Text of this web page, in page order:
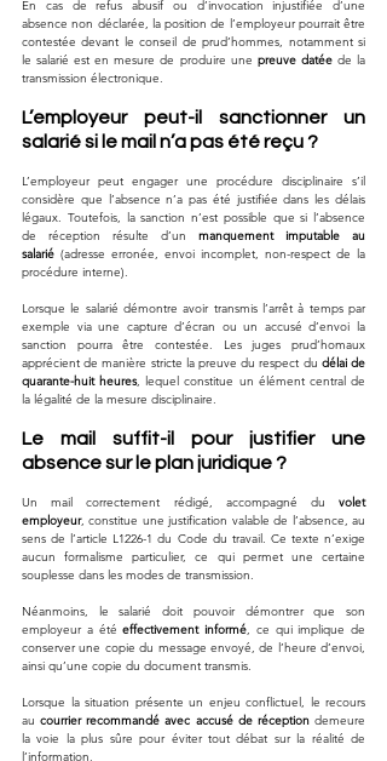
En cas de refus abusif ou d’invocation injustifiée d’une
absence non déclarée, la position de l’employeur pourrait être
contestée devant le conseil de prud’hommes, notamment si
le salarié est en mesure de produire une preuve datée de la
transmission électronique.
L’employeur peut-il sanctionner un
salarié si le mail n’a pas été reçu ?
L’employeur peut engager une procédure disciplinaire s’il
considère que l’absence n’a pas été justifiée dans les délais
légaux. Toutefois, la sanction n’est possible que si l’absence
de réception résulte d’un manquement imputable au
salarié (adresse erronée, envoi incomplet, non-respect de la
procédure interne).
Lorsque le salarié démontre avoir transmis l’arrêt à temps par
exemple via une capture d’écran ou un accusé d’envoi la
sanction pourra être contestée. Les juges prud’homaux
apprécient de manière stricte la preuve du respect du délai de
quarante-huit heures, lequel constitue un élément central de
la légalité de la mesure disciplinaire.
Le mail suffit-il pour justifier une
absence sur le plan juridique ?
Un mail correctement rédigé, accompagné du volet
employeur, constitue une justification valable de l’absence, au
sens de l’article L1226-1 du Code du travail. Ce texte n’exige
aucun formalisme particulier, ce qui permet une certaine
souplesse dans les modes de transmission.
Néanmoins, le salarié doit pouvoir démontrer que son
employeur a été effectivement informé, ce qui implique de
conserver une copie du message envoyé, de l’heure d’envoi,
ainsi qu’une copie du document transmis.
Lorsque la situation présente un enjeu conflictuel, le recours
au courrier recommandé avec accusé de réception demeure
la voie la plus sûre pour éviter tout débat sur la réalité de
l’information.